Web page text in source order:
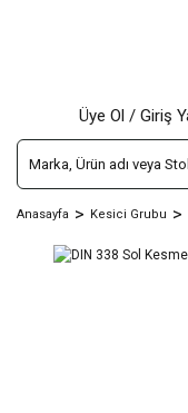
Üye Ol / Giriş
Anasayfa Kesici Grubu